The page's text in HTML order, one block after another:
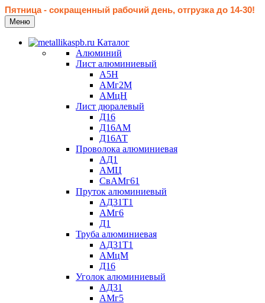
Пятница - сокращенный рабочий день, отгрузка до 14-30!
Меню
Каталог
Алюминий
Лист алюминиевый
А5Н
АМг2М
АМцН
Лист дюралевый
Д16
Д16АМ
Д16АТ
Проволока алюминиевая
АД1
АМЦ
СвАМг61
Пруток алюминиевый
АД31Т1
АМг6
Д1
Труба алюминиевая
АД31Т1
АМцМ
Д16
Уголок алюминиевый
АД31
АМг5